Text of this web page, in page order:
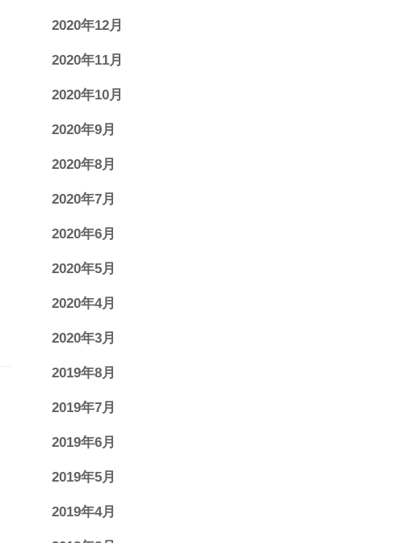
2020年12月
2020年11月
2020年10月
2020年9月
2020年8月
2020年7月
2020年6月
2020年5月
2020年4月
2020年3月
2019年8月
2019年7月
2019年6月
2019年5月
2019年4月